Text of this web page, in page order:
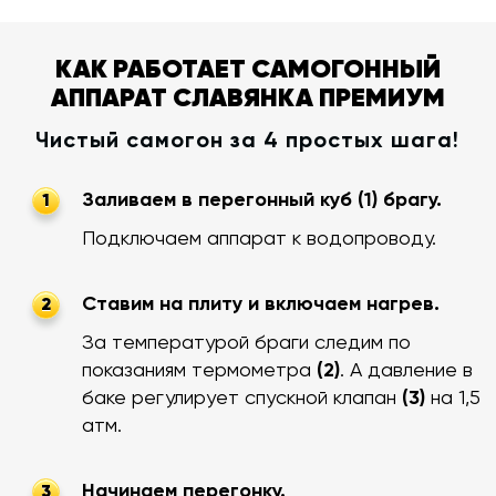
КАК РАБОТАЕТ САМОГОННЫЙ
АППАРАТ СЛАВЯНКА ПРЕМИУМ
Чистый самогон за 4 простых шага!
1
Заливаем в перегонный куб (1) брагу.
Подключаем аппарат к водопроводу.
2
Ставим на плиту и включаем нагрев.
За температурой браги следим по
показаниям термометра (2). А давление в
баке регулирует спускной клапан (3) на 1,5
атм.
Начинаем перегонку.